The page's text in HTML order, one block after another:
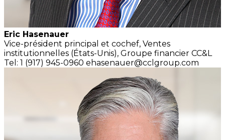
Eric Hasenauer
Vice-président principal et cochef, Ventes
institutionnelles (États-Unis), Groupe financier CC&L
Tel: 1 (917) 945-0960 ehasenauer@cclgroup.com